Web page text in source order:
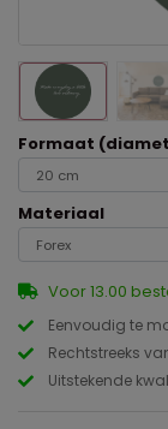
Eenvoudig te
Rechtstreeks
Uitstekende
Formaat
Materiaal
Voor 13.00